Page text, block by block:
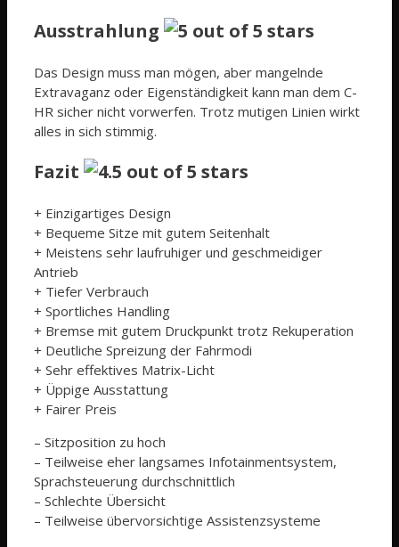
Ausstrahlung
Das Design muss man mögen, aber mangelnde
Extravaganz oder Eigenständigkeit kann man dem C-
HR sicher nicht vorwerfen. Trotz mutigen Linien wirkt
alles in sich stimmig.
Fazit
+ Einzigartiges Design
+ Bequeme Sitze mit gutem Seitenhalt
+ Meistens sehr laufruhiger und geschmeidiger
Antrieb
+ Tiefer Verbrauch
+ Sportliches Handling
+ Bremse mit gutem Druckpunkt trotz Rekuperation
+ Deutliche Spreizung der Fahrmodi
+ Sehr effektives Matrix-Licht
+ Üppige Ausstattung
+ Fairer Preis
– Sitzposition zu hoch
– Teilweise eher langsames Infotainmentsystem,
Sprachsteuerung durchschnittlich
– Schlechte Übersicht
– Teilweise übervorsichtige Assistenzsysteme